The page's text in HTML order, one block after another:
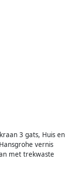
3 gats, Huis en
vernis
met trekwaste